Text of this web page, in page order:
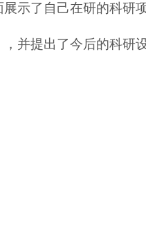
示了自己在研的科研
并提出了今后的科研